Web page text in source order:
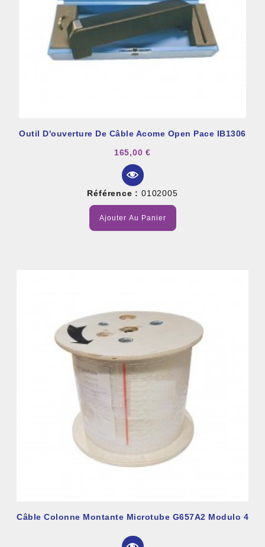
Outil D'ouverture De Câble Acome Open Pace IB1306
165,00 €
Référence : 0102005
Ajouter Au Panier
Câble Colonne Montante Microtube G657A2 Modulo 4